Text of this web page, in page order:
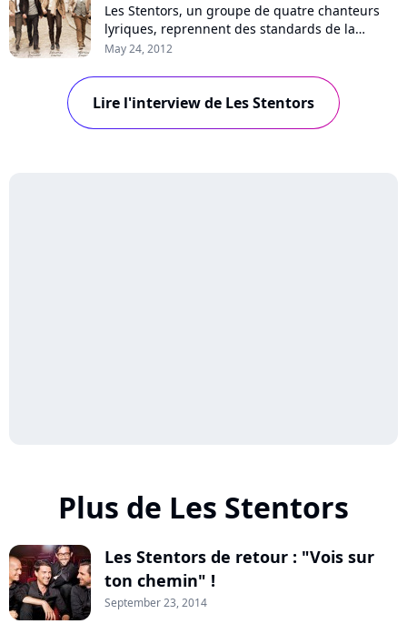
Les Stentors, un groupe de quatre chanteurs
lyriques, reprennent des standards de la
variété française sur leur album "Voyage en
répertoire de variété et opéra. Des "Corons" à
"Méditerranée" en passant par "Toulouse" ou
encore "l'Auvergnat", retour sur une in...
May 24, 2012
Lire l'interview de Les Stentors
Plus de Les Stentors
Les Stentors de retour : "Vois sur
ton chemin" !
September 23, 2014